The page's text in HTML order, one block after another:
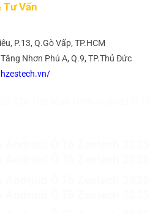
Tư Vấn
P.13, Q.Gò Vấp, TP.HCM
Nhơn Phú A, Q.9, TP.Thủ Đức